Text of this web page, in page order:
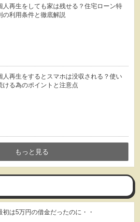
人再生をしても家は残せる？住宅ローン特
の利用条件と徹底解説
人再生をするとスマホは没収される？使い
ける為のポイントと注意点
もっと見る
初は5万円の借金だったのに・・